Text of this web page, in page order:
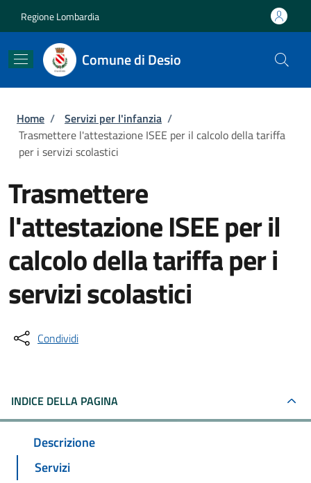
Regione Lombardia
Comune di Desio
Briciole di pane
Home / Servizi per l'infanzia /
Trasmettere l'attestazione ISEE per il calcolo della tariffa
per i servizi scolastici
Trasmettere
l'attestazione ISEE per il
calcolo della tariffa per i
servizi scolastici
Condividi
INDICE DELLA PAGINA
Descrizione
Servizi